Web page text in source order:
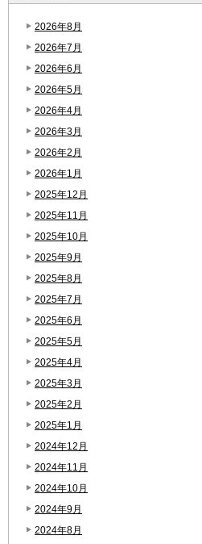
2026年8月
2026年7月
2026年6月
2026年5月
2026年4月
2026年3月
2026年2月
2026年1月
2025年12月
2025年11月
2025年10月
2025年9月
2025年8月
2025年7月
2025年6月
2025年5月
2025年4月
2025年3月
2025年2月
2025年1月
2024年12月
2024年11月
2024年10月
2024年9月
2024年8月